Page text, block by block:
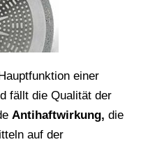
einer
fällt die Qualität der
Antihaftwirkung, die
auf der